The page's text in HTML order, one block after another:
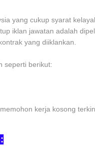
yang cukup syarat
iklan jawatan adalah
yang diiklankan.
seperti berikut:
kerja kosong